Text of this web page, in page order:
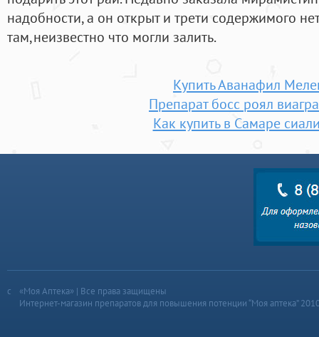
надобности, а он открыт и трети содержимого
там,неизвестно что могли залить.
Купить Аванафил
Препарат босс роял
Как купить в Самаре
«Моя Аптека» | Все права защищены
Интернет-магазин препаратов для повышения потенции “Моя аптека”